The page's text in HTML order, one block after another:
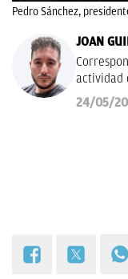
Pedro Sánchez,
JOAN
actividad
Sánchez,
catalana.
24/05/